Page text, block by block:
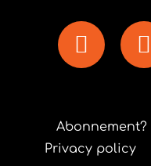
Abonnement?
Privacy policy